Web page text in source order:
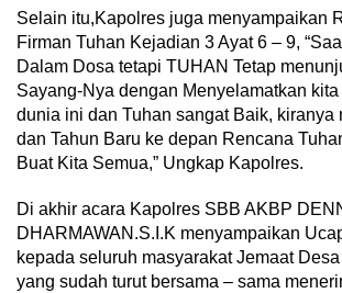
Selain itu,Kapolres juga menyampaikan
Firman Tuhan Kejadian 3 Ayat 6 – 9,
Dalam Dosa tetapi TUHAN Tetap
Sayang-Nya dengan Menyelamatkan
dunia ini dan Tuhan sangat Baik, kiranya
dan Tahun Baru ke depan Rencana
Buat Kita Semua,” Ungkap Kapolres.
Di akhir acara Kapolres SBB AKBP
DHARMAWAN.S.I.K menyampaikan
kepada seluruh masyarakat Jemaat
yang sudah turut bersama – sama